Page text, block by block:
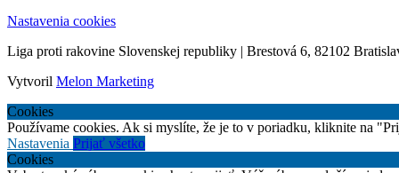
Nastavenia cookies
Liga proti rakovine Slovenskej republiky | Brestová 6, 82102
Vytvoril Melon Marketing
Cookies
Používame cookies. Ak si myslíte, že je to v poriadku, kliknite na
Nastavenia Prijať všetko
Cookies